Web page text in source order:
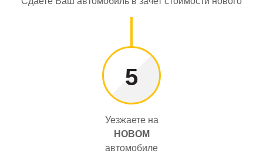
5
Уезжаете на
НОВОМ
автомобиле